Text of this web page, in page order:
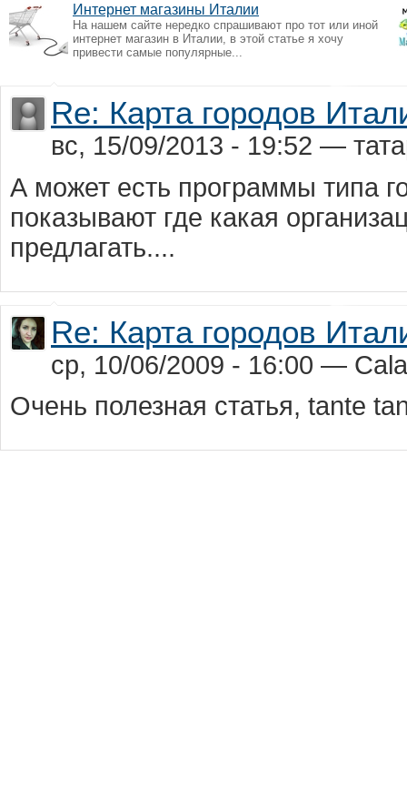
Интернет магазины Италии
На нашем сайте нередко спрашивают про тот или иной
интернет магазин в Италии, в этой статье я хочу
привести самые популярные...
Re: Карта городов
вс, 15/09/2013 - 19:52 —
А может есть программы типа
показывают где какая
предлагать....
Re: Карта городов
ср, 10/06/2009 - 16:00 —
Очень полезная статья, tante